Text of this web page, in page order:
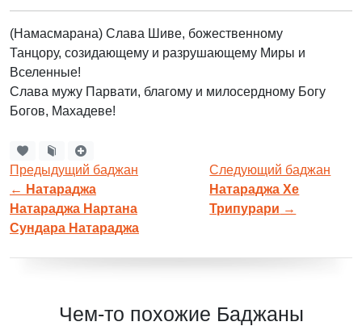
(Намасмарана) Слава Шиве, божественному
Танцору, созидающему и разрушающему Миры и
Вселенные!
Слава мужу Парвати, благому и милосердному Богу
Богов, Махадеве!
Предыдущий баджан
← Натараджа
Натараджа Нартана
Сундара Натараджа
Следующий баджан
Натараджа Хе
Трипурари →
Чем-то похожие Баджаны